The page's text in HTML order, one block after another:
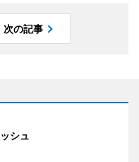
次の記事
シュ